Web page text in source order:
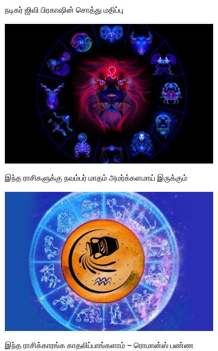
நடிகர் ஜிவி பிரகாஷின் சொத்து மதிப்பு
இந்த ராசிகளுக்கு நவம்பர் மாதம் அமர்க்களமாய் இருக்கும்
இந்த ராசிக்காரங்க காதலிப்பாங்களாம் – ரொமான்ஸ் பண்ண